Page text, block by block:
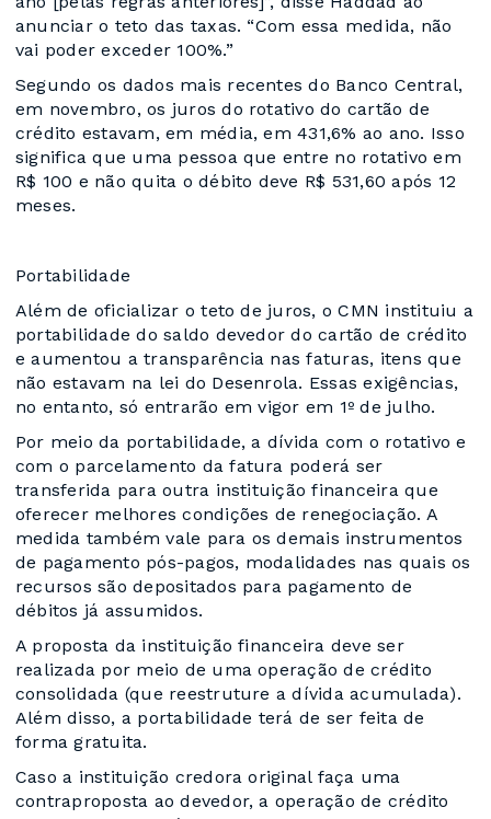
anunciar o teto das taxas. “Com essa medida, não
vai poder exceder 100%.”
Segundo os dados mais recentes do Banco Central,
em novembro, os juros do rotativo do cartão de
crédito estavam, em média, em 431,6% ao ano. Isso
significa que uma pessoa que entre no rotativo em
R$ 100 e não quita o débito deve R$ 531,60 após 12
meses.
Portabilidade
Além de oficializar o teto de juros, o CMN instituiu a
portabilidade do saldo devedor do cartão de crédito
e aumentou a transparência nas faturas, itens que
não estavam na lei do Desenrola. Essas exigências,
no entanto, só entrarão em vigor em 1º de julho.
Por meio da portabilidade, a dívida com o rotativo e
com o parcelamento da fatura poderá ser
transferida para outra instituição financeira que
oferecer melhores condições de renegociação. A
medida também vale para os demais instrumentos
de pagamento pós-pagos, modalidades nas quais os
recursos são depositados para pagamento de
débitos já assumidos.
A proposta da instituição financeira deve ser
realizada por meio de uma operação de crédito
consolidada (que reestruture a dívida acumulada).
Além disso, a portabilidade terá de ser feita de
forma gratuita.
Caso a instituição credora original faça uma
contraproposta ao devedor, a operação de crédito